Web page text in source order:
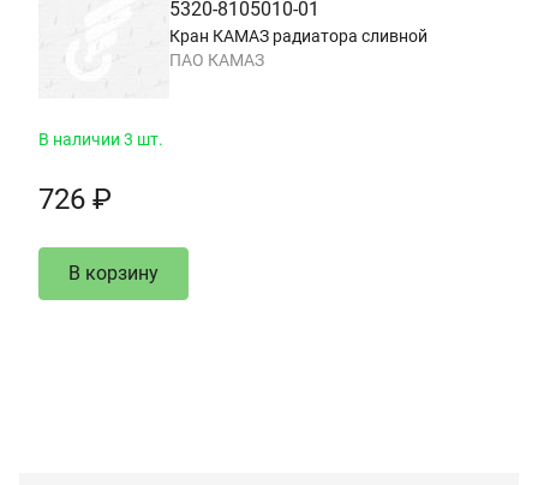
5320-8105010-01
Кран КАМАЗ радиатора сливной
ПАО КАМАЗ
В наличии 3 шт.
726 ₽
В корзину